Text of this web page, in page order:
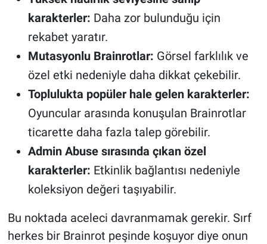
karakterler: Daha zor bulunduğu için
rekabet yaratır.
Mutasyonlu Brainrotlar: Görsel farklılık ve
özel etki nedeniyle daha dikkat çekebilir.
Toplulukta popüler hale gelen karakterler:
Oyuncular arasında konuşulan Brainrotlar
ticarette daha fazla talep görebilir.
Admin Abuse sırasında çıkan özel
karakterler: Etkinlik bağlantısı nedeniyle
koleksiyon değeri taşıyabilir.
Bu noktada aceleci davranmamak gerekir. Sırf
herkes bir Brainrot peşinde koşuyor diye onun